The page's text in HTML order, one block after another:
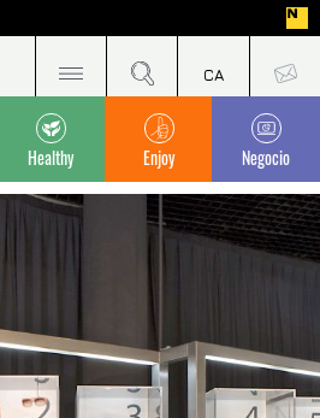
Healthy Enjoy Negocio